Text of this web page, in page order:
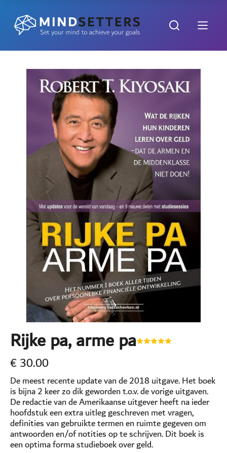
Rijke pa, arme pa
€30.00
De meest recente update van de 2018 uitgave. Het boek
is bijna 2 keer zo dik geworden t.o.v. de vorige uitgaven.
De redactie van de Amerikaanse uitgever heeft na ieder
hoofdstuk een extra uitleg geschreven met vragen,
definities van gebruikte termen en ruimte gegeven om
antwoorden en/of notities op te schrijven. Dit boek is
een optima forma studieboek over geld.